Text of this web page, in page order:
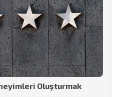
Oluşturmak